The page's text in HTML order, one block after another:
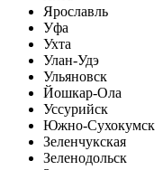
Ярославль
Уфа
Ухта
Улан-Удэ
Ульяновск
Йошкар-Ола
Уссурийск
Южно-Сухокумск
Зеленчукская
Зеленодольск